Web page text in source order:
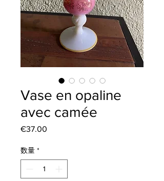
Vase en opaline
avec camée
€37.00
数量 *